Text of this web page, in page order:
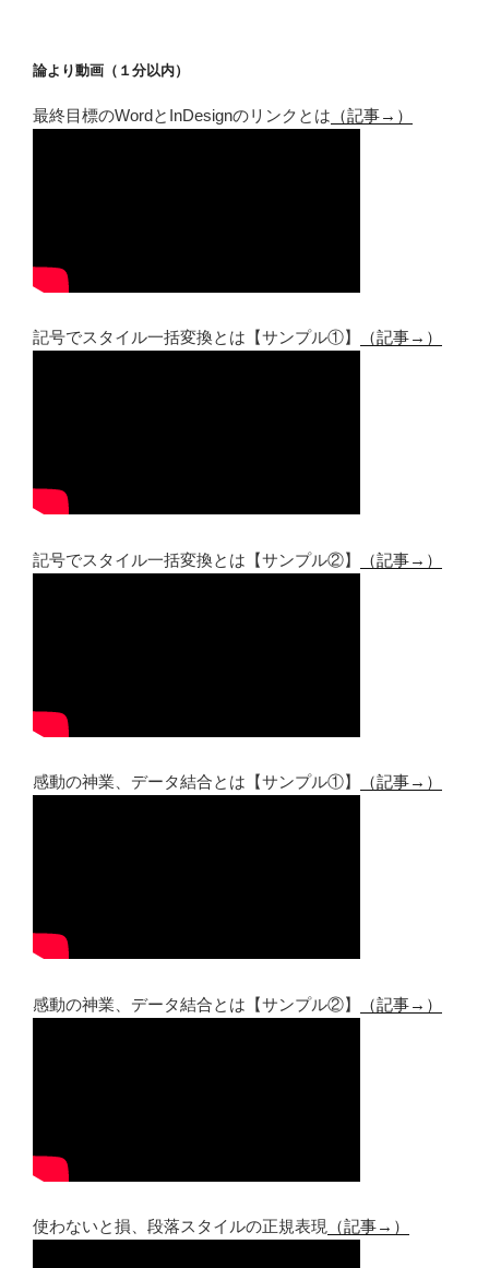
論より動画（１分以内）
最終目標のWordとInDesignのリンクとは （記事→）
記号でスタイル一括変換とは【サンプル①】 （記事→）
記号でスタイル一括変換とは【サンプル②】 （記事→）
感動の神業、データ結合とは【サンプル①】 （記事→）
感動の神業、データ結合とは【サンプル②】 （記事→）
使わないと損、段落スタイルの正規表現 （記事→）